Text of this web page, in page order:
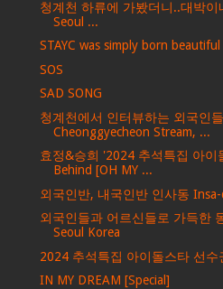
청계천 하류에 가봤더니..대박이
Seoul ...
STAYC was simply born beautiful
SOS
SAD SONG
청계천에서 인터뷰하는 외국인
Cheonggyecheon Stream, ...
효정&승희 '2024 추석특집 아
Behind [OH MY ...
외국인반, 내국인반 인사동
외국인들과 어르신들로 가득한
Seoul Korea
2024 추석특집 아이돌스타 선수
IN MY DREAM [Special]